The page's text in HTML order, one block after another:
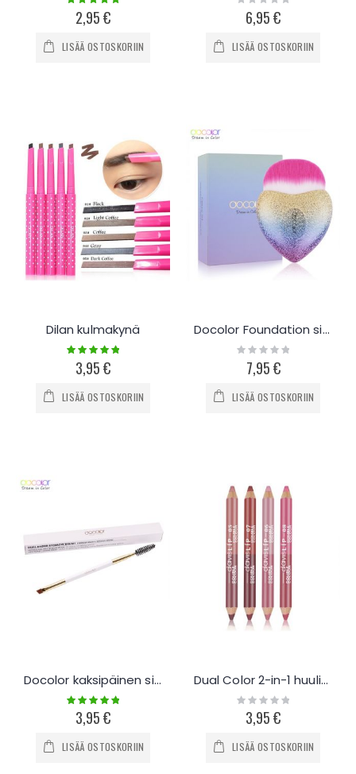
100%
2,95 €
LISÄÄ OSTOSKORIIN
0%6,95 €
LISÄÄ OSTOSKORIIN
Dilan kulmakynä
Rating:
100%
3,95 €
LISÄÄ OSTOSKORIIN
Docolor Foundation sivellin
Rating:
0%7,95 €
LISÄÄ OSTOSKORIIN
Docolor kaksipäinen sivellin
Rating:
100%
3,95 €
LISÄÄ OSTOSKORIIN
Dual Color 2-in-1 huulipunakynä
Rating:
0%3,95 €
LISÄÄ OSTOSKORIIN